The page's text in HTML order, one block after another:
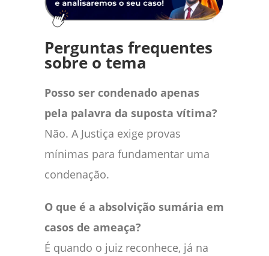
Perguntas frequentes
sobre o tema
Posso ser condenado apenas
pela palavra da suposta vítima?
Não. A Justiça exige provas
mínimas para fundamentar uma
condenação.
O que é a absolvição sumária em
casos de ameaça?
É quando o juiz reconhece, já na